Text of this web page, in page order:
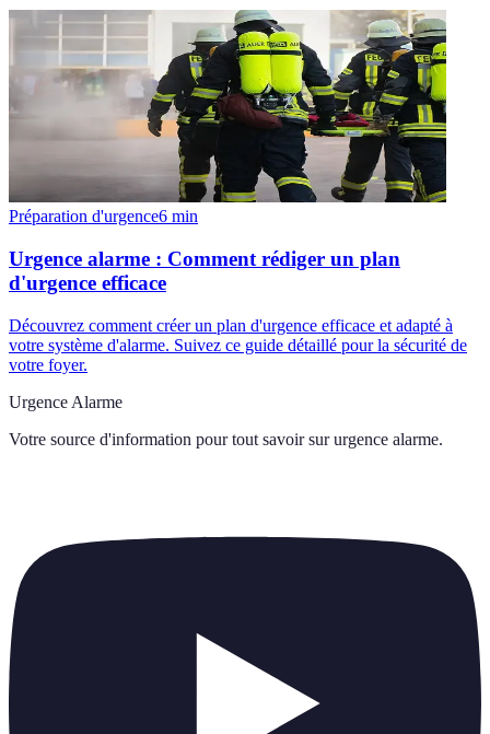
Préparation d'urgence6 min
Urgence alarme : Comment rédiger un plan
d'urgence efficace
Découvrez comment créer un plan d'urgence efficace et adapté à
votre système d'alarme. Suivez ce guide détaillé pour la sécurité de
votre foyer.
Urgence Alarme
Votre source d'information pour tout savoir sur urgence alarme.